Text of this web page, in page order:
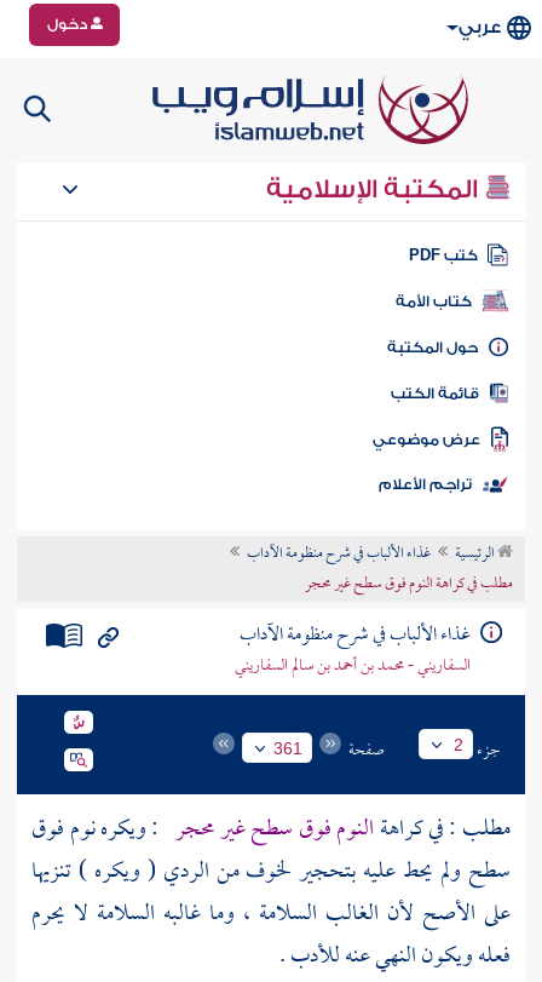
عربي دخول
المكتبة الإسلامية
كتب PDF
كتاب الأمة
المكتبة
الكتب
موضوعي
تراجم الأعلام
الرئيسية
غذاء الألباب في شرح منظومة الآداب
مطلب في كراهة النوم فوق سطح غير محجر
غذاء الألباب في شرح منظومة الآداب
السفاريني - محمد بن أحمد بن سالم السفاريني
جزء 2 صفحة 361
مطلب : في كراهةالنوم فوق سطح غير محجر : ويكره نوم فوق
سطح ولم يحط عليه بتحجير لخوف من الردي ( ويكره ) تنزيها
على الأصح لأن الغالب السلامة ، وما غالبه السلامة لا يحرم
فعله ويكون النهي عنه للأدب .